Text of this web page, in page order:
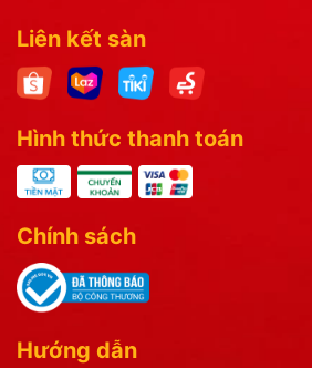
Liên kết sàn
Hình thức thanh toán
Chính sách
Hướng dẫn